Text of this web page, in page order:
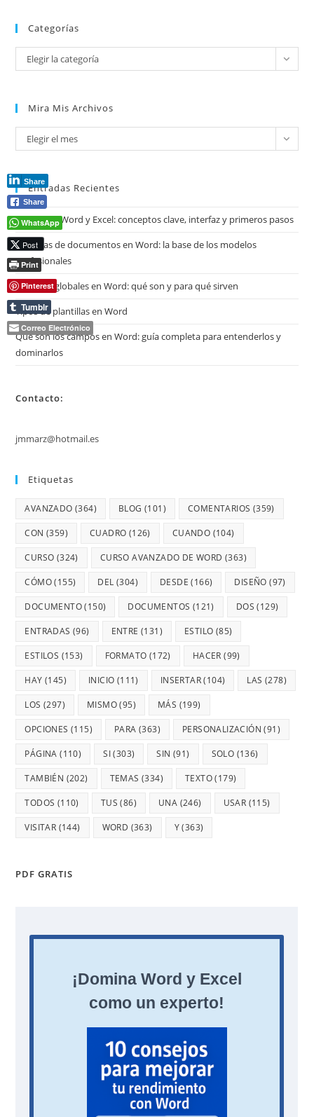
Categorías
Categorías
Elegir la categoría
Mira Mis Archivos
Mira
mis
Elegir el mes
Entradas Recientes
Copilot en Word y Excel: conceptos clave, interfaz y primeros pasos
Plantillas de documentos en Word: la base de los modelos
profesionales
Plantillas globales en Word: qué son y para qué sirven
Tipos de plantillas en Word
Qué son los campos en Word: guía completa para entenderlos y
dominarlos
Contacto:
jmmarz@hotmail.es
Etiquetas
AVANZADO (364) BLOG (101) COMENTARIOS (359)
CON (359) CUADRO (126) CUANDO (104)
CURSO (324) CURSO AVANZADO DE WORD (363)
CÓMO(155) DEL (304) DESDE (166) DISEÑO (97)
DOCUMENTO(150) DOCUMENTOS (121) DOS (129)
ENTRADAS (96) ENTRE (131) ESTILO (85)
ESTILOS (153) FORMATO (172) HACER (99)
HAY (145) INICIO (111) INSERTAR(104) LAS (278)
LOS (297) MISMO(95) MÁS (199)
OPCIONES (115) PARA (363) PERSONALIZACIÓN (91)
PÁGINA (110) SI(303) SIN (91) SOLO (136)
TAMBIÉN (202) TEMAS (334) TEXTO(179)
TODOS (110) TUS (86) UNA (246) USAR (115)
VISITAR (144) WORD (363) Y(363)
PDF GRATIS
Share
Share
WhatsApp
Post
Print
Pinterest
Tumblr
Correo Electrónico